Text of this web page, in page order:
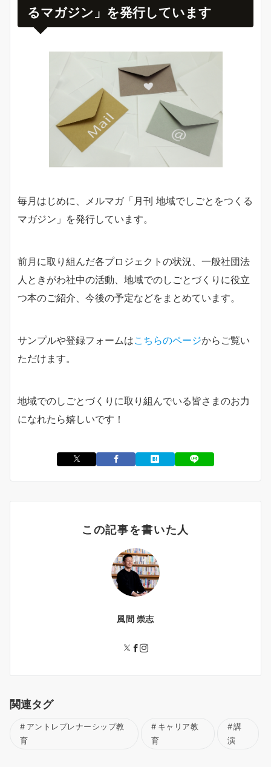
るマガジン」を発行しています
毎月はじめに、メルマガ「月刊 地域でしごとをつくる
マガジン」を発行しています。
前月に取り組んだ各プロジェクトの状況、一般社団法
人ときがわ社中の活動、地域でのしごとづくりに役立
つ本のご紹介、今後の予定などをまとめています。
サンプルや登録フォームはこちらのページからご覧い
ただけます。
地域でのしごとづくりに取り組んでいる皆さまのお力
になれたら嬉しいです！
この記事を書いた人
風間 崇志
関連タグ
アントレプレナーシップ教
育
キャリア教
育
講
演